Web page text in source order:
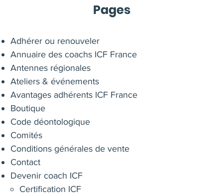
Pages
Adhérer ou renouveler
Annuaire des coachs ICF France
Antennes régionales
Ateliers & événements
Avantages adhérents ICF France
Boutique
Code déontologique
Comités
Conditions générales de vente
Contact
Devenir coach ICF
Certification ICF